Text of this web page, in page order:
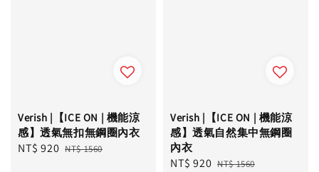
Verish |【ICE ON | 機能涼
感】透氣無扣無鋼圈內衣
Sale
NT$ 920 Regular
NT$ 1560
Verish |【ICE ON | 機能涼
感】透氣自然集中無鋼圈
內衣
Sale
NT$ 920 Regular
NT$ 1560